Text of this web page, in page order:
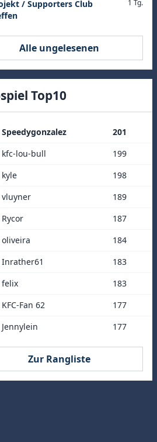
/ Supporters Club
1 Tg.
Alle ungelesenen
Top10
Speedygonzalez
201
kfc-lou-bull
199
kyle
198
vluyner
189
Rycor
187
oliveira
184
Inrather61
183
felix
183
KFC-Fan 62
177
Jennylein 177
Zur Rangliste